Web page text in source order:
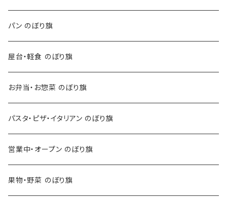
パン のぼり旗
屋台・軽食 のぼり旗
お弁当・お惣菜 のぼり旗
パスタ・ピザ・イタリアン のぼり旗
営業中・オープン のぼり旗
果物・野菜 のぼり旗